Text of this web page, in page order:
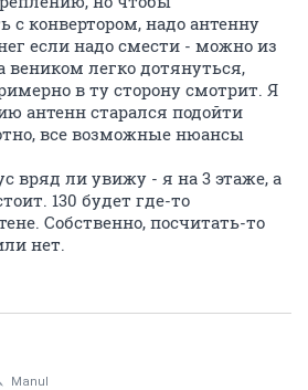
с конвертором, надо антенну
если надо смести - можно из
веником легко дотянуться,
в ту сторону смотрит. Я
антенн старался подойти
все возможные нюансы
вряд ли увижу - я на 3 этаже, а
130 будет где-то
Собственно, посчитать-то
нет.
Manul